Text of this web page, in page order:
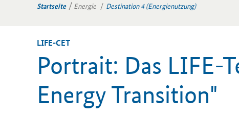
Startseite Energie Destination 4 (Energienutzung)
LIFE-​CET
Por­trait: Das LIFE-​
Energy Transition"